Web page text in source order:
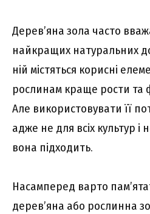
Дерев’яна зола часто
найкращих натуральних
ній містяться корисні
рослинам краще рости та
Але використовувати її
адже не для всіх культур і
вона підходить.
Насамперед варто
дерев’яна або рослинна